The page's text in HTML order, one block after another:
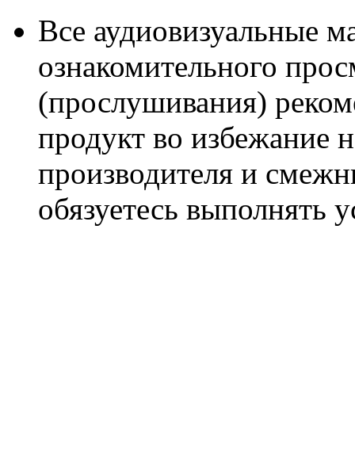
Все аудиовизуальные
ознакомительного
(прослушивания)
продукт во избежание
производителя и
обязуетесь выполнять